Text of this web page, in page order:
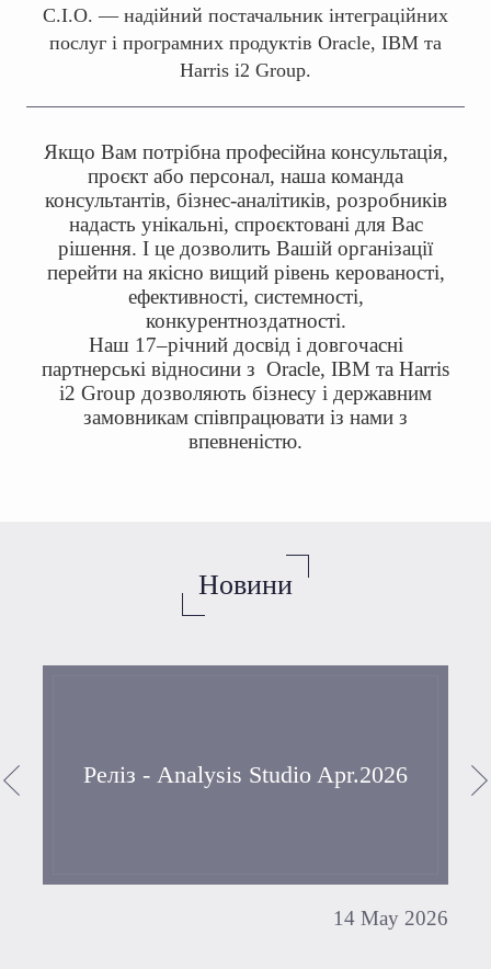
С.І.О. — надійний постачальник інтеграційних
послуг і програмних продуктів Oracle, IBM та
Harris i2 Group.
Якщо Вам потрібна професійна консультація,
проєкт або персонал, наша команда
консультантів, бізнес-аналітиків, розробників
надасть унікальні, спроєктовані для Вас
рішення. І це дозволить Вашій організації
перейти на якісно вищий рівень керованості,
ефективності, системності,
конкурентноздатності.
Наш 17–річний досвід і довгочасні
партнерські відносини з Oracle, IBM та Harris
i2 Group дозволяють бізнесу і державним
замовникам співпрацювати із нами з
впевненістю.
Новини
Реліз - Analysis Studio Apr.2026
14 May 2026